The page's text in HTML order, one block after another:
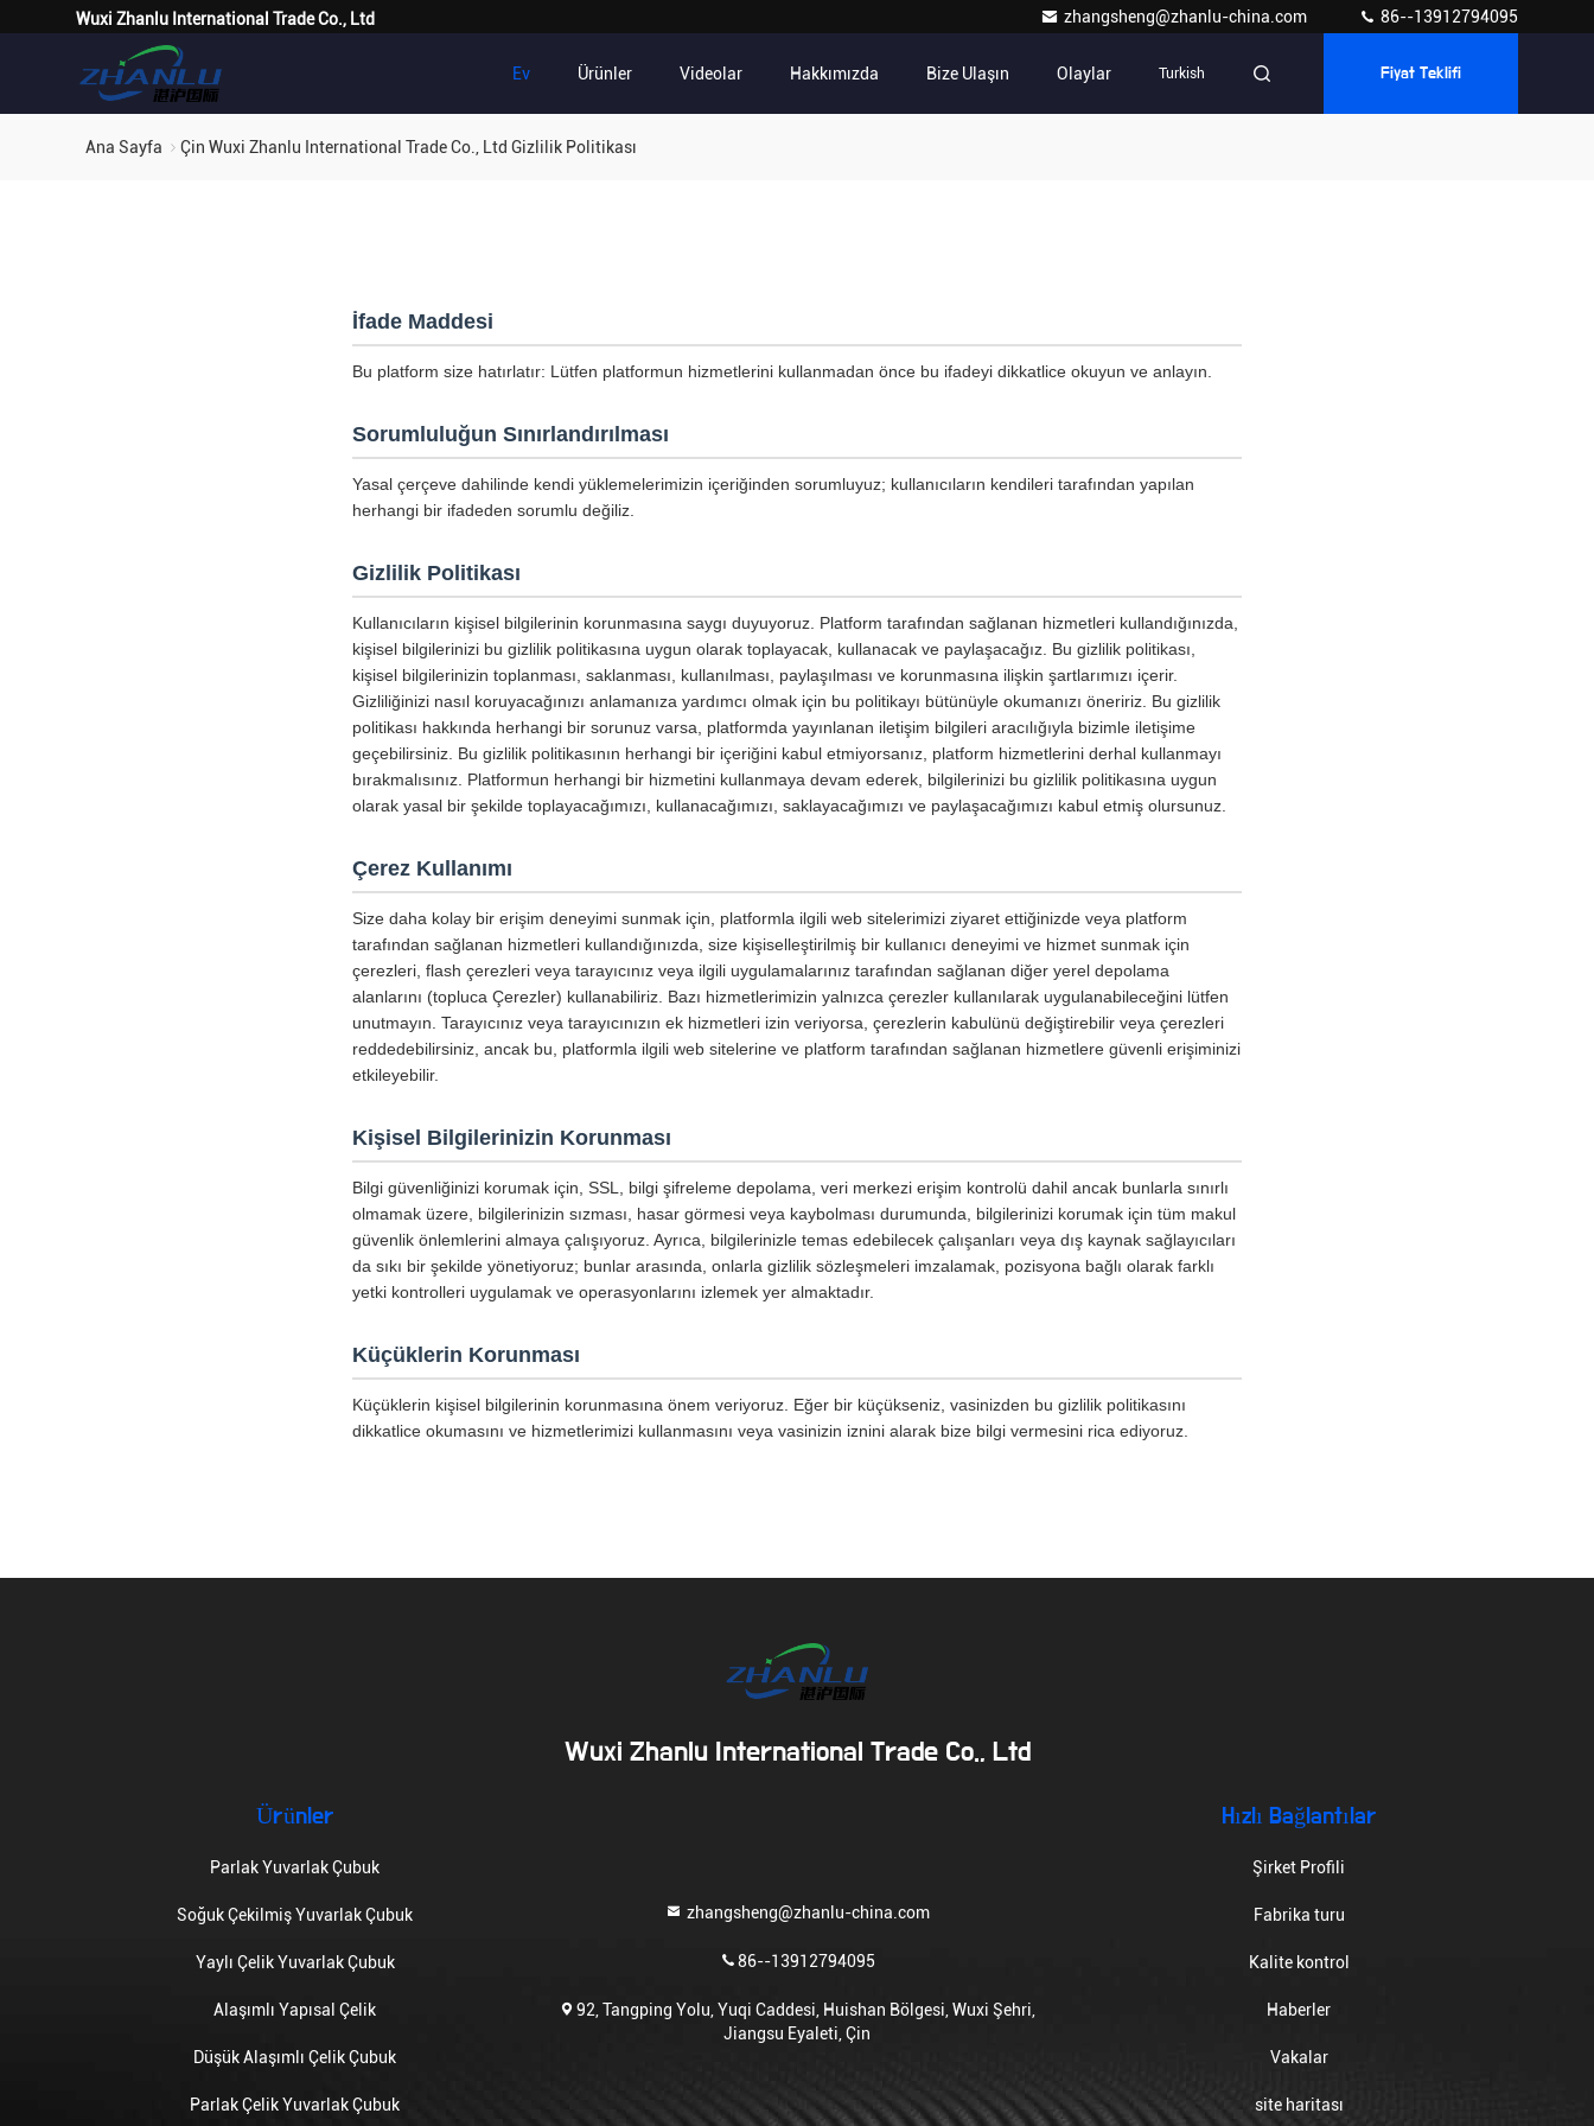
Wuxi Zhanlu International Trade Co., Ltd zhangsheng@zhanlu-china.com 86--13912794095
Ev Ürünler Videolar Hakkımızda Bize Ulaşın Olaylar Turkish Fiyat Teklifi
Ana Sayfa Çin Wuxi Zhanlu International Trade Co., Ltd Gizlilik Politikası
İfade Maddesi
Bu platform size hatırlatır: Lütfen platformun hizmetlerini kullanmadan önce bu ifadeyi dikkatlice okuyun ve anlayın.
Sorumluluğun Sınırlandırılması
Yasal çerçeve dahilinde kendi yüklemelerimizin içeriğinden sorumluyuz; kullanıcıların kendileri tarafından yapılan
herhangi bir ifadeden sorumlu değiliz.
Gizlilik Politikası
Kullanıcıların kişisel bilgilerinin korunmasına saygı duyuyoruz. Platform tarafından sağlanan hizmetleri kullandığınızda,
kişisel bilgilerinizi bu gizlilik politikasına uygun olarak toplayacak, kullanacak ve paylaşacağız. Bu gizlilik politikası,
kişisel bilgilerinizin toplanması, saklanması, kullanılması, paylaşılması ve korunmasına ilişkin şartlarımızı içerir.
Gizliliğinizi nasıl koruyacağınızı anlamanıza yardımcı olmak için bu politikayı bütünüyle okumanızı öneririz. Bu gizlilik
politikası hakkında herhangi bir sorunuz varsa, platformda yayınlanan iletişim bilgileri aracılığıyla bizimle iletişime
geçebilirsiniz. Bu gizlilik politikasının herhangi bir içeriğini kabul etmiyorsanız, platform hizmetlerini derhal kullanmayı
bırakmalısınız. Platformun herhangi bir hizmetini kullanmaya devam ederek, bilgilerinizi bu gizlilik politikasına uygun
olarak yasal bir şekilde toplayacağımızı, kullanacağımızı, saklayacağımızı ve paylaşacağımızı kabul etmiş olursunuz.
Çerez Kullanımı
Size daha kolay bir erişim deneyimi sunmak için, platformla ilgili web sitelerimizi ziyaret ettiğinizde veya platform
tarafından sağlanan hizmetleri kullandığınızda, size kişiselleştirilmiş bir kullanıcı deneyimi ve hizmet sunmak için
çerezleri, flash çerezleri veya tarayıcınız veya ilgili uygulamalarınız tarafından sağlanan diğer yerel depolama
alanlarını (topluca Çerezler) kullanabiliriz. Bazı hizmetlerimizin yalnızca çerezler kullanılarak uygulanabileceğini lütfen
unutmayın. Tarayıcınız veya tarayıcınızın ek hizmetleri izin veriyorsa, çerezlerin kabulünü değiştirebilir veya çerezleri
reddedebilirsiniz, ancak bu, platformla ilgili web sitelerine ve platform tarafından sağlanan hizmetlere güvenli erişiminizi
etkileyebilir.
Kişisel Bilgilerinizin Korunması
Bilgi güvenliğinizi korumak için, SSL, bilgi şifreleme depolama, veri merkezi erişim kontrolü dahil ancak bunlarla sınırlı
olmamak üzere, bilgilerinizin sızması, hasar görmesi veya kaybolması durumunda, bilgilerinizi korumak için tüm makul
güvenlik önlemlerini almaya çalışıyoruz. Ayrıca, bilgilerinizle temas edebilecek çalışanları veya dış kaynak sağlayıcıları
da sıkı bir şekilde yönetiyoruz; bunlar arasında, onlarla gizlilik sözleşmeleri imzalamak, pozisyona bağlı olarak farklı
yetki kontrolleri uygulamak ve operasyonlarını izlemek yer almaktadır.
Küçüklerin Korunması
Küçüklerin kişisel bilgilerinin korunmasına önem veriyoruz. Eğer bir küçükseniz, vasinizden bu gizlilik politikasını
dikkatlice okumasını ve hizmetlerimizi kullanmasını veya vasinizin iznini alarak bize bilgi vermesini rica ediyoruz.
Wuxi Zhanlu International Trade Co., Ltd
Ürünler
Parlak Yuvarlak Çubuk
Soğuk Çekilmiş Yuvarlak Çubuk
Yaylı Çelik Yuvarlak Çubuk
Alaşımlı Yapısal Çelik
Düşük Alaşımlı Çelik Çubuk
Parlak Çelik Yuvarlak Çubuk
zhangsheng@zhanlu-china.com
86--13912794095
92, Tangping Yolu, Yuqi Caddesi, Huishan Bölgesi, Wuxi Şehri,
Jiangsu Eyaleti, Çin
Hızlı Bağlantılar
Şirket Profili
Fabrika turu
Kalite kontrol
Haberler
Vakalar
site haritası